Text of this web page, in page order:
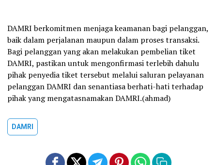
DAMRI berkomitmen menjaga keamanan bagi pelanggan,
baik dalam perjalanan maupun dalam proses transaksi.
Bagi pelanggan yang akan melakukan pembelian tiket
DAMRI, pastikan untuk mengonfirmasi terlebih dahulu
pihak penyedia tiket tersebut melalui saluran pelayanan
pelanggan DAMRI dan senantiasa berhati-hati terhadap
pihak yang mengatasnamakan DAMRI.(ahmad)
DAMRI